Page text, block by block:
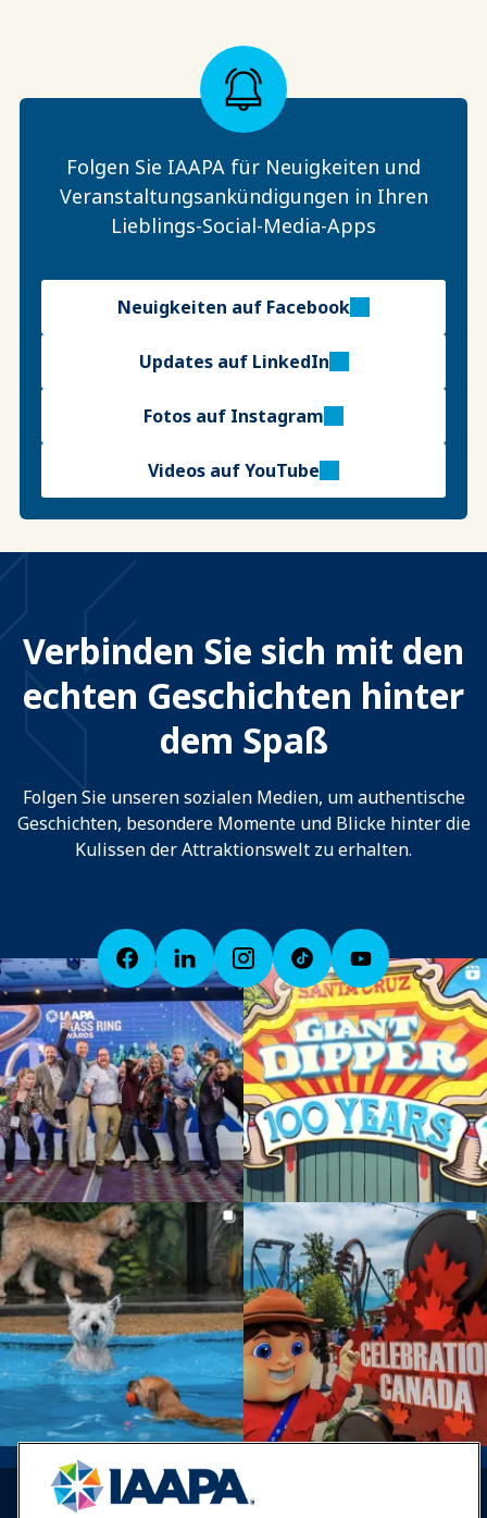
Folgen Sie IAAPA für Neuigkeiten und
Veranstaltungsankündigungen in Ihren
Lieblings-Social-Media-Apps
Neuigkeiten auf Facebook
Updates auf LinkedIn
Fotos auf Instagram
Videos auf YouTube
Verbinden Sie sich mit den
echten Geschichten hinter
dem Spaß
Folgen Sie unseren sozialen Medien, um authentische
Geschichten, besondere Momente und Blicke hinter die
Kulissen der Attraktionswelt zu erhalten.